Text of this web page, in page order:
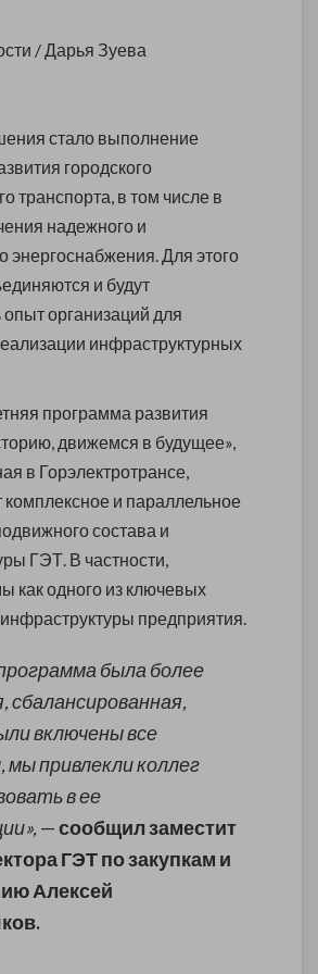
/ Дарья Зуева
стало выполнение
городского
транспорта, в том числе в
надежного и
энергоснабжения. Для этого
и будут
опыт организаций для
инфраструктурных
программа развития
движемся в будущее»,
в Горэлектротрансе,
комплексное и параллельное
состава и
ГЭТ. В частности,
как одного из ключевых
предприятия.
была более
сбалансированная,
включены все
привлекли коллег
в ее
—сообщил заместит
ГЭТ по закупкам и
Алексей